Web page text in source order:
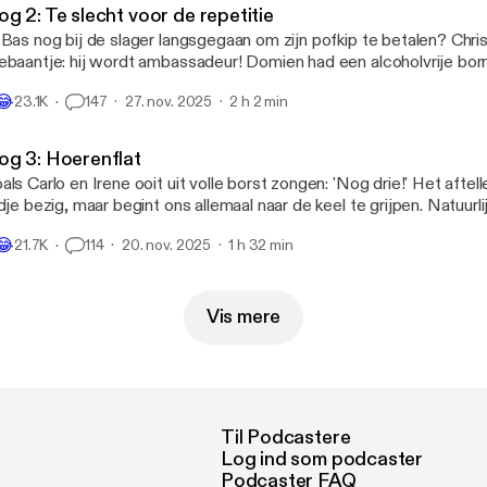
2: Te slecht voor de repetitie
nog bij de slager langsgegaan om zijn pofkip te betalen?
hij wordt ambassadeur! Domien had een alcoholvrije
over de toekomst van Man Man Mango. Tot slot een pittig
23.1K 147 27. nov. 2025 2 h 2 min
3: Hoerenflat
Carlo en Irene ooit uit volle borst zongen: 'Nog drie!' Het
bezig, maar begint ons allemaal naar de keel te grijpen.
een avondje naar Paul de Leeuw en is daar nog steeds van
bijzonder, maar heftig gesprek over de toekomst van zijn ouders.
21.7K 114 20. nov. 2025 1 h 32 min
Vis mere
Til Podcastere
Log ind som podcaster
Podcaster FAQ